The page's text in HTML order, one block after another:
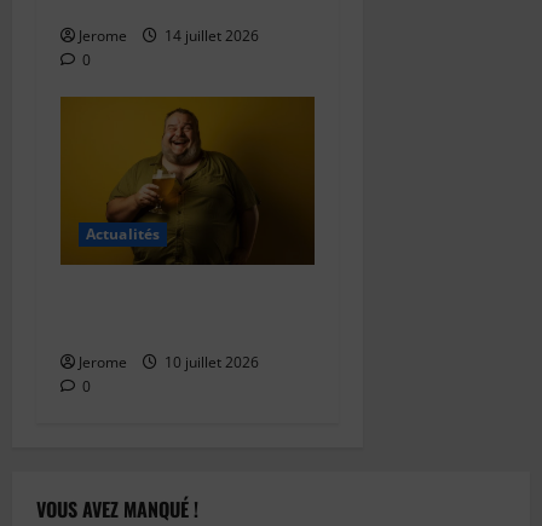
Jerome
14 juillet 2026
0
Actualités
Jerome
10 juillet 2026
0
VOUS AVEZ MANQUÉ !